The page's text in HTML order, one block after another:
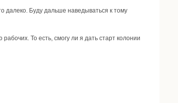
далеко. Буду дальше наведываться к тому
То есть, смогу ли я дать старт колонии